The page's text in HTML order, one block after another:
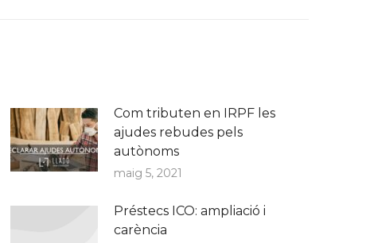
Com tributen en IRPF les
ajudes rebudes pels
autònoms
maig 5, 2021
Préstecs ICO: ampliació i
carència